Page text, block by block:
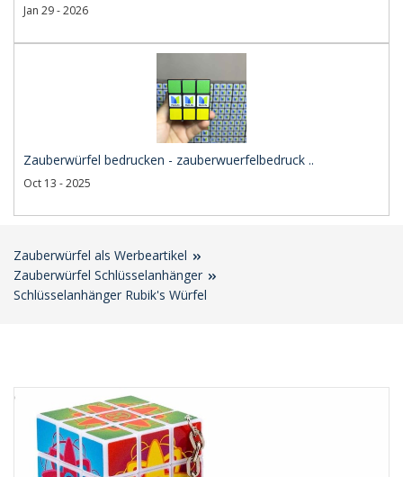
Jan 29 - 2026
Zauberwürfel bedrucken - zauberwuerfelbedruck ..
Oct 13 - 2025
Zauberwürfel als Werbeartikel
Zauberwürfel Schlüsselanhänger
Schlüsselanhänger Rubik's Würfel